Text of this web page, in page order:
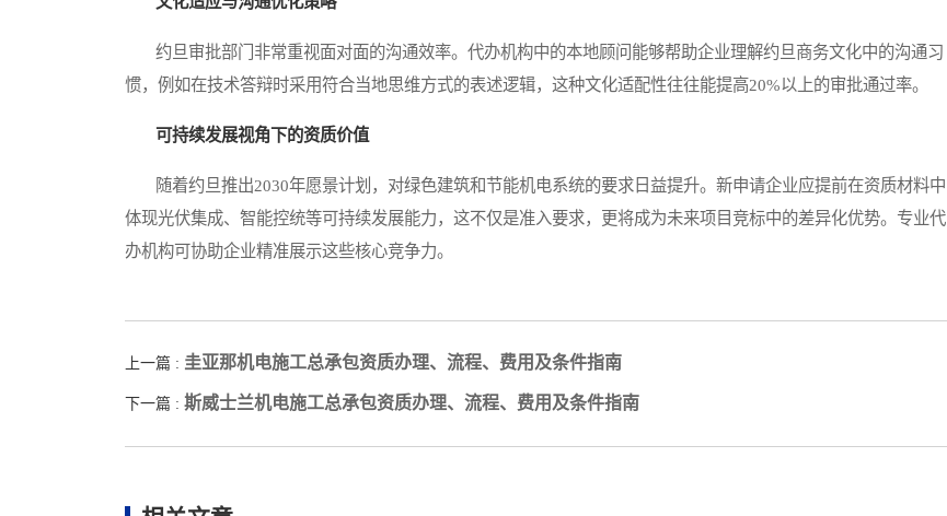
约旦审批部门非常重视面对面的沟通效率。代办机构中的本地顾问能够帮助企业理解约旦商务文化中的沟通习
惯，例如在技术答辩时采用符合当地思维方式的表述逻辑，这种文化适配性往往能提高20%以上的审批通过率。
可持续发展视角下的资质价值
随着约旦推出2030年愿景计划，对绿色建筑和节能机电系统的要求日益提升。新申请企业应提前在资质材料中
体现光伏集成、智能控统等可持续发展能力，这不仅是准入要求，更将成为未来项目竞标中的差异化优势。专业代
办机构可协助企业精准展示这些核心竞争力。
上一篇 : 圭亚那机电施工总承包资质办理、流程、费用及条件指南
下一篇 : 斯威士兰机电施工总承包资质办理、流程、费用及条件指南